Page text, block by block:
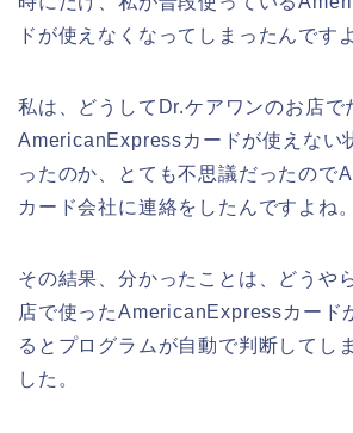
ドが使えなくなってしまったんです
私は、どうしてDr.ケアワンのお店で
AmericanExpressカードが使えない
ったのか、とても不思議だったので
カード会社に連絡をしたんですよね。
その結果、分かったことは、どうや
店で使ったAmericanExpressカード
るとプログラムが自動で判断してし
した。